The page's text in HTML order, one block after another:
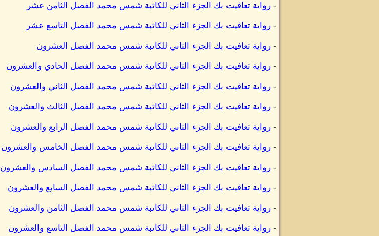
- رواية تعافيت بك الجزء الثاني للكاتبة شمس محمد الفصل الثامن عشر
- رواية تعافيت بك الجزء الثاني للكاتبة شمس محمد الفصل التاسع عشر
- رواية تعافيت بك الجزء الثاني للكاتبة شمس محمد الفصل العشرون
- رواية تعافيت بك الجزء الثاني للكاتبة شمس محمد الفصل الحادي والعشرون
- رواية تعافيت بك الجزء الثاني للكاتبة شمس محمد الفصل الثاني والعشرون
- رواية تعافيت بك الجزء الثاني للكاتبة شمس محمد الفصل الثالث والعشرون
- رواية تعافيت بك الجزء الثاني للكاتبة شمس محمد الفصل الرابع والعشرون
- رواية تعافيت بك الجزء الثاني للكاتبة شمس محمد الفصل الخامس والعشرون
- رواية تعافيت بك الجزء الثاني للكاتبة شمس محمد الفصل السادس والعشرون
- رواية تعافيت بك الجزء الثاني للكاتبة شمس محمد الفصل السابع والعشرون
- رواية تعافيت بك الجزء الثاني للكاتبة شمس محمد الفصل الثامن والعشرون
- رواية تعافيت بك الجزء الثاني للكاتبة شمس محمد الفصل التاسع والعشرون